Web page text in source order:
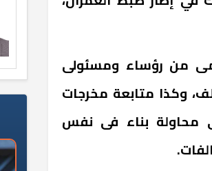
من رؤساء ومسئولى
وكذا متابعة مخرجات
محاولة بناء فى نفس